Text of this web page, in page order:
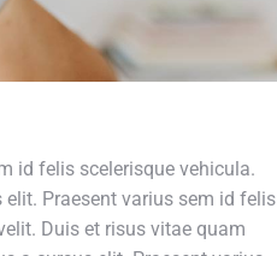
id felis scelerisque vehicula.
Praesent varius sem id felis
Duis et risus vitae quam